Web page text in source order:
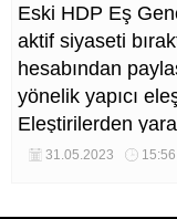
Eski HDP Eş
aktif siyaseti
hesabından
yönelik yapıcı
Eleştirilerden
Mücadeleyi
31.05.2023 15:56